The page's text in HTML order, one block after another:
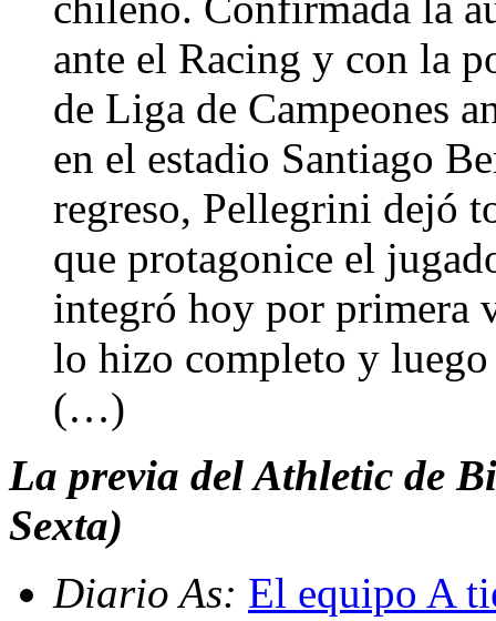
ante el Racing y con la
de Liga de Campeones
en el estadio Santiago
regreso, Pellegrini dejó
que protagonice el
integró hoy por primera
lo hizo completo y
(…)
La previa del Athletic de
Sexta)
Diario As: El equipo A